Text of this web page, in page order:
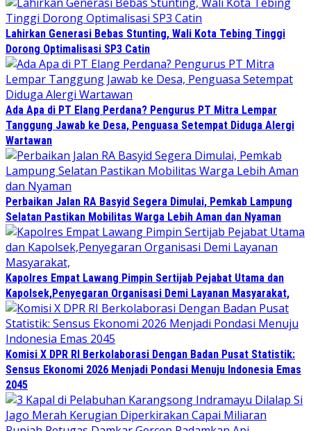
Lahirkan Generasi Bebas Stunting, Wali Kota Tebing Tinggi
Dorong Optimalisasi SP3 Catin
Ada Apa di PT Elang Perdana? Pengurus PT Mitra Lempar
Tanggung Jawab ke Desa, Penguasa Setempat Diduga Alergi
Wartawan
Perbaikan Jalan RA Basyid Segera Dimulai, Pemkab Lampung
Selatan Pastikan Mobilitas Warga Lebih Aman dan Nyaman
Kapolres Empat Lawang Pimpin Sertijab Pejabat Utama dan
Kapolsek,Penyegaran Organisasi Demi Layanan Masyarakat,
Komisi X DPR RI Berkolaborasi Dengan Badan Pusat Statistik:
Sensus Ekonomi 2026 Menjadi Pondasi Menuju Indonesia Emas
2045